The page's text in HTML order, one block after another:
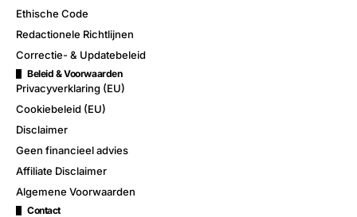
Ethische Code
Redactionele Richtlijnen
Correctie- & Updatebeleid
Beleid & Voorwaarden
Privacyverklaring (EU)
Cookiebeleid (EU)
Disclaimer
Geen financieel advies
Affiliate Disclaimer
Algemene Voorwaarden
Contact